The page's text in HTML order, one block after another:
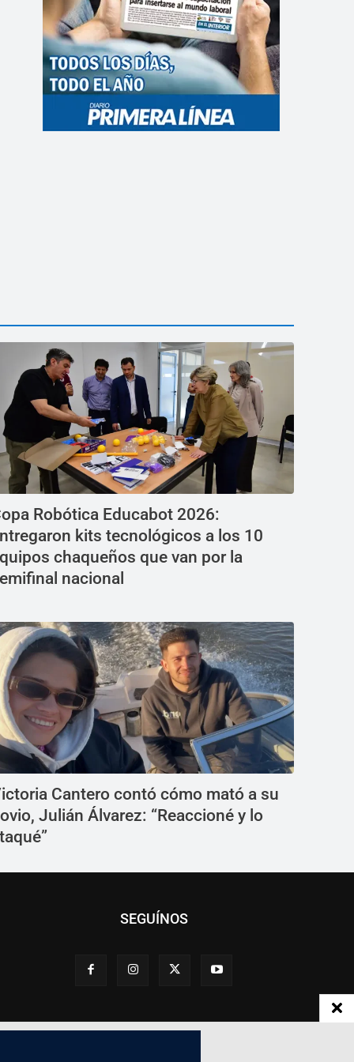
Robótica Educabot 2026:
kits tecnológicos a los 10
chaqueños que van por la
nacional
Cantero contó cómo mató a su
Julián Álvarez: “Reaccioné y lo
SEGUÍNOS